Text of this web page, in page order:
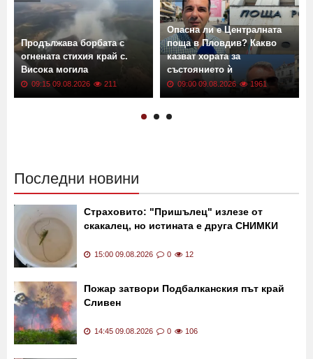
Продължава борбата с
огнената стихия край с.
Висока могила
09:15 09.08.2026 211
Опасна ли е Централната
поща в Пловдив? Какво
казват хората за
състоянието ѝ
09:00 09.08.2026 1961
Последни новини
Страховито: "Пришълец" излезе от
скакалец, но истината е друга СНИМКИ
15:00 09.08.2026 0 12
Пожар затвори Подбалканския път край
Сливен
14:45 09.08.2026 0 106